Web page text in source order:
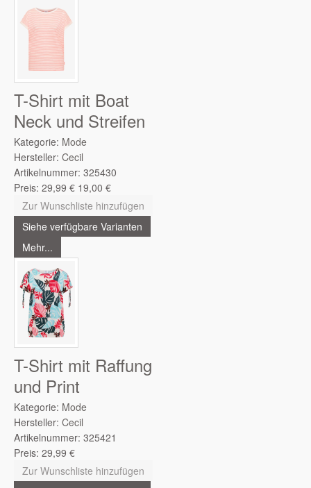
T-Shirt mit Boat
Neck und Streifen
Kategorie: Mode
Hersteller: Cecil
Artikelnummer: 325430
Preis: 29,99 € 19,00 €
Zur Wunschliste hinzufügen
Siehe verfügbare Varianten
Mehr...
T-Shirt mit Raffung
und Print
Kategorie: Mode
Hersteller: Cecil
Artikelnummer: 325421
Preis: 29,99 €
Zur Wunschliste hinzufügen